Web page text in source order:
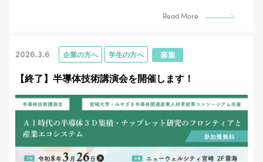
Read More
2026.3.6 企業の方へ 学生の方へ
【終了】半導体技術講演会を開催します！